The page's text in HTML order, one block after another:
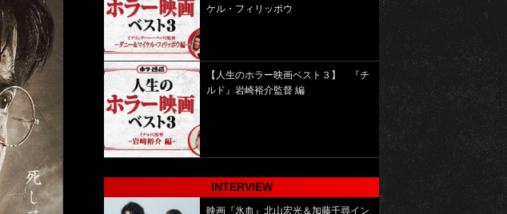
ケル・フィリッポウ
【人生のホラー映画ベスト３】 『チ
ルド』岩崎裕介監督 編
INTERVIEW
映画『氷血』北山宏光＆加藤千尋イン